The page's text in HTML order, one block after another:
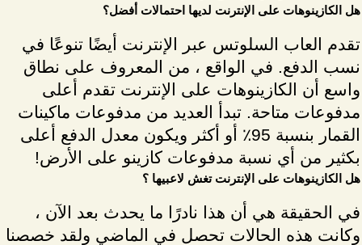
هل الكازينوهات على الإنترنت لديها احتمالات أفضل؟
تقدم العاب السلوتس عبر الإنترنت أيضًا تنوعًا في
نسب الدفع. في الواقع ، من المعروف على نطاق
واسع أن الكازينوهات على الإنترنت تقدم أعلى
مدفوعات متاحة. تبدأ العديد من مدفوعات ماكينات
القمار بنسبة 95٪ أو أكثر ويكون معدل الدفع أعلى
بكثير من أي نسبة مدفوعات كازينو على الأرض!
هل الكازينوهات على الإنترنت تغش لاعبيها ؟
في الحقيقة هي أن هذا نادرًا ما يحدث بعد الآن ،
وكانت هذه الحالات تحصل في الماضي ولقد خصصنا